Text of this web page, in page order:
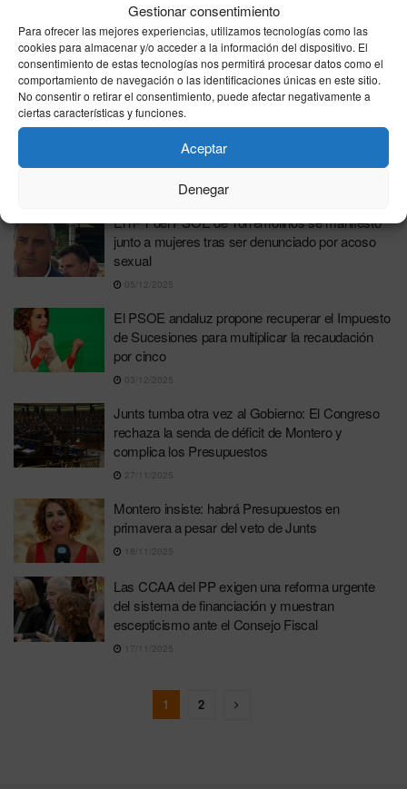
Gestionar consentimiento
Para ofrecer las mejores experiencias, utilizamos tecnologías como las
cookies para almacenar y/o acceder a la información del dispositivo. El
consentimiento de estas tecnologías nos permitirá procesar datos como el
comportamiento de navegación o las identificaciones únicas en este sitio.
No consentir o retirar el consentimiento, puede afectar negativamente a
ciertas características y funciones.
Aceptar
Denegar
Vicente Fernández, el ‘protegido’ de Montero,
detenido tras cobrar 220.000 € anuales de la
SEPI y ser absuelto del Caso Aznalcóllar
11/12/2025
Montero admite tiempos «excesivamente
largos» en el PSOE ante denuncias por acoso
sexual y pide «acelerar» procesos
El nº 1 del PSOE de Torremolinos se manifestó
junto a mujeres tras ser denunciado por acoso
sexual
05/12/2025
El PSOE andaluz propone recuperar el Impuesto
de Sucesiones para multiplicar la recaudación
por cinco
03/12/2025
Junts tumba otra vez al Gobierno: El Congreso
rechaza la senda de déficit de Montero y
complica los Presupuestos
27/11/2025
Montero insiste: habrá Presupuestos en
primavera a pesar del veto de Junts
18/11/2025
Las CCAA del PP exigen una reforma urgente
del sistema de financiación y muestran
escepticismo ante el Consejo Fiscal
17/11/2025
1 2